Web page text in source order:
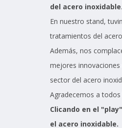
del acero inoxidable.
En nuestro stand,
tratamientos del
Además, nos
mejores
sector del acero
Agradecemos a
Clicando en el
el acero inoxidable.